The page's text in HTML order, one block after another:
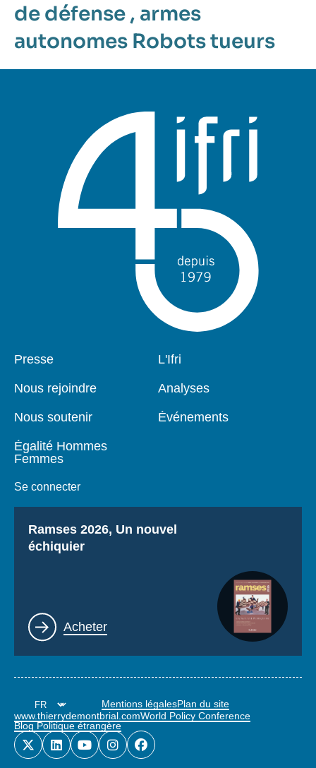
de défense , armes
autonomes Robots tueurs
Pied
Presse
Nous rejoindre
Nous soutenir
Égalité Hommes
Femmes
Se connecter
Navigation
L'Ifri
Analyses
Événements
Titre
Ramses 2026, Un nouvel
échiquier
Lien
Acheter
Mentions légalesPlan du site
www.thierrydemontbrial.comWorld Policy Conference
Blog Politique étrangère